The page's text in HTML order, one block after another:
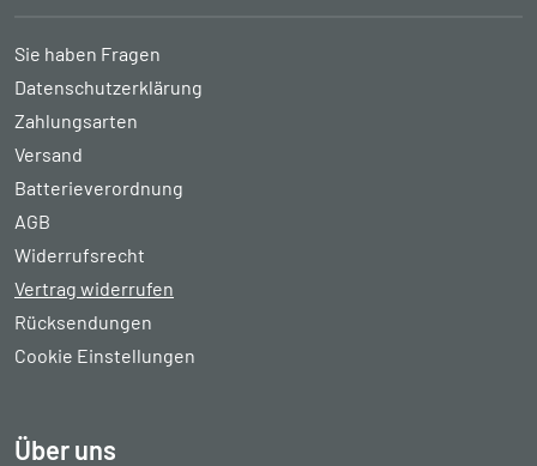
Sie haben Fragen
Datenschutzerklärung
Zahlungsarten
Versand
Batterieverordnung
AGB
Widerrufsrecht
Vertrag widerrufen
Rücksendungen
Cookie Einstellungen
Über uns